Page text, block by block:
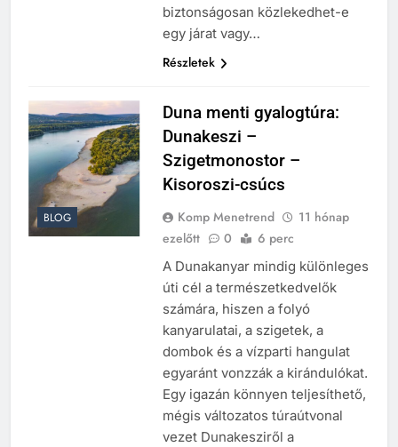
biztonságosan közlekedhet-e
egy járat vagy…
Részletek
BLOG
Duna menti gyalogtúra:
Dunakeszi –
Szigetmonostor –
Kisoroszi-csúcs
Komp Menetrend
11 hónap
ezelőtt
0 6 perc
A Dunakanyar mindig különleges
úti cél a természetkedvelők
számára, hiszen a folyó
kanyarulatai, a szigetek, a
dombok és a vízparti hangulat
egyaránt vonzzák a kirándulókat.
Egy igazán könnyen teljesíthető,
mégis változatos túraútvonal
vezet Dunakesziről a